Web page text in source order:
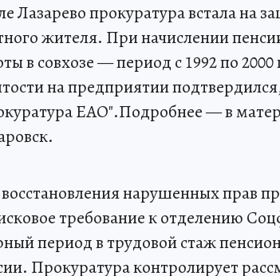
Лазарево прокуратура встала на
жителя. При начислении
в совхозе — период с 1992 по
на предприятии
ЕАО".Подробнее — в
нарушенных прав
требование к отделению
период в трудовой стаж
Прокуратура контролирует